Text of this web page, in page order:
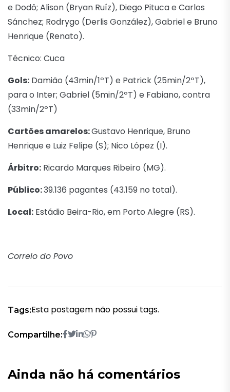
e Dodô; Alison (Bryan Ruíz), Diego Pituca e Carlos
Sánchez; Rodrygo (Derlis González), Gabriel e Bruno
Henrique (Renato).
Técnico: Cuca
Gols: Damião (43min/1ºT) e Patrick (25min/2ºT),
para o Inter; Gabriel (5min/2ºT) e Fabiano, contra
(33min/2ºT)
Cartões amarelos:Gustavo Henrique, Bruno
Henrique e Luiz Felipe (S); Nico López (I).
Árbitro: Ricardo Marques Ribeiro (MG).
Público:39.136 pagantes (43.159 no total).
Local: Estádio Beira-Rio, em Porto Alegre (RS).
Correio do Povo
Tags:Esta postagem não possui tags.
Compartilhe:
Ainda não há comentários